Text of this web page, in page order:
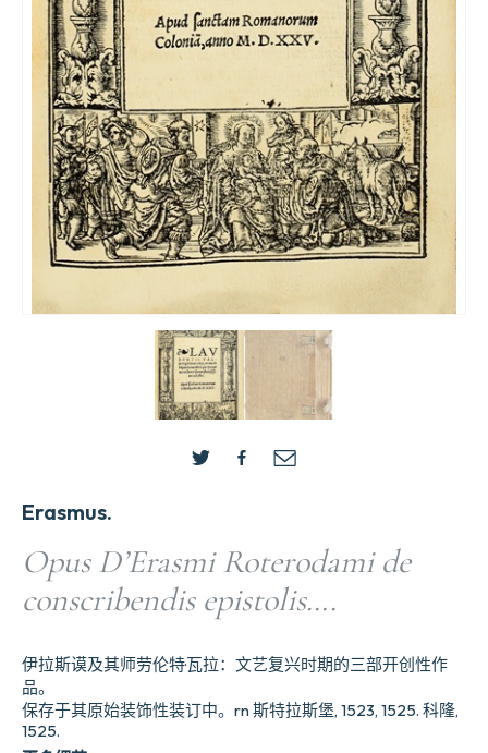
Erasmus.
Opus D’Erasmi Roterodami de
conscribendis epistolis….
伊拉斯谟及其师劳伦特·瓦拉：文艺复兴时期的三部开创性作
品。
保存于其原始装饰性装订中。rn 斯特拉斯堡, 1523, 1525. 科隆,
1525.